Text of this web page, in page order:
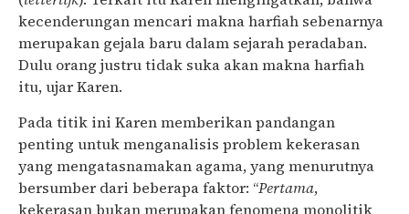
kecenderungan mencari makna harfiah sebenarnya
merupakan gejala baru dalam sejarah peradaban.
Dulu orang justru tidak suka akan makna harfiah
itu, ujar Karen.
Pada titik ini Karen memberikan pandangan
penting untuk menganalisis problem kekerasan
yang mengatasnamakan agama, yang menurutnya
bersumber dari beberapa faktor: “Pertama,
kekerasan bukan merupakan fenomena monolitik